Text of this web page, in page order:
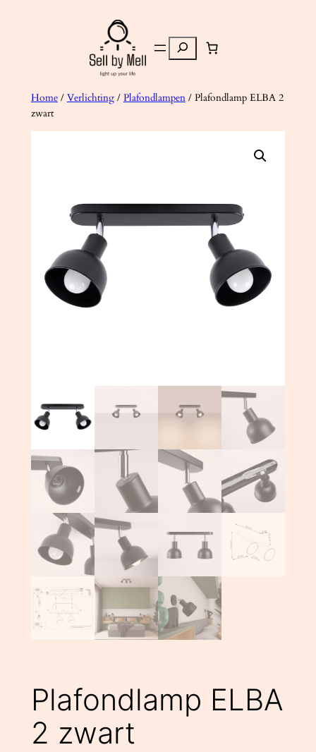
Zoeken
Home/ Verlichting/ Plafondlampen/ Plafondlamp ELBA 2
zwart
Plafondlamp ELBA
2 zwart